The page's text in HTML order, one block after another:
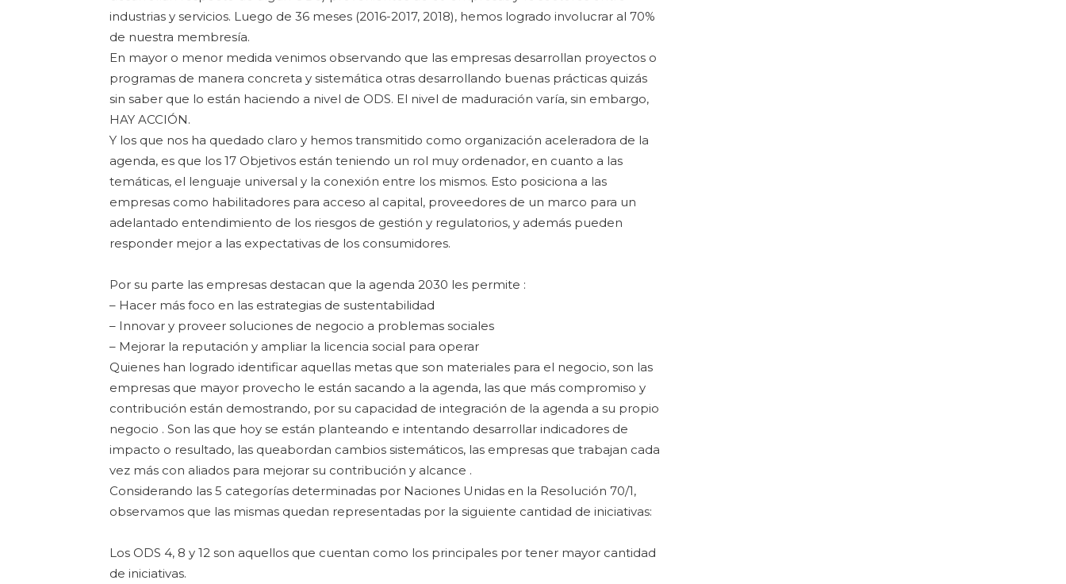
industrias y servicios. Luego de 36 meses (2016-2017, 2018), hemos logrado involucrar al 70%
de nuestra membresía.
En mayor o menor medida venimos observando que las empresas desarrollan proyectos o
programas de manera concreta y sistemática otras desarrollando buenas prácticas quizás
sin saber que lo están haciendo a nivel de ODS. El nivel de maduración varía, sin embargo,
HAY ACCIÓN.
Y los que nos ha quedado claro y hemos transmitido como organización aceleradora de la
agenda, es que los 17 Objetivos están teniendo un rol muy ordenador, en cuanto a las
temáticas, el lenguaje universal y la conexión entre los mismos. Esto posiciona a las
empresas como habilitadores para acceso al capital, proveedores de un marco para un
adelantado entendimiento de los riesgos de gestión y regulatorios, y además pueden
responder mejor a las expectativas de los consumidores.
Por su parte las empresas destacan que la agenda 2030 les permite :
– Hacer más foco en las estrategias de sustentabilidad
– Innovar y proveer soluciones de negocio a problemas sociales
– Mejorar la reputación y ampliar la licencia social para operar
Quienes han logrado identificar aquellas metas que son materiales para el negocio, son las
empresas que mayor provecho le están sacando a la agenda, las que más compromiso y
contribución están demostrando, por su capacidad de integración de la agenda a su propio
negocio . Son las que hoy se están planteando e intentando desarrollar indicadores de
impacto o resultado, las queabordan cambios sistemáticos, las empresas que trabajan cada
vez más con aliados para mejorar su contribución y alcance .
Considerando las 5 categorías determinadas por Naciones Unidas en la Resolución 70/1,
observamos que las mismas quedan representadas por la siguiente cantidad de iniciativas:
Los ODS 4, 8 y 12 son aquellos que cuentan como los principales por tener mayor cantidad
de iniciativas.